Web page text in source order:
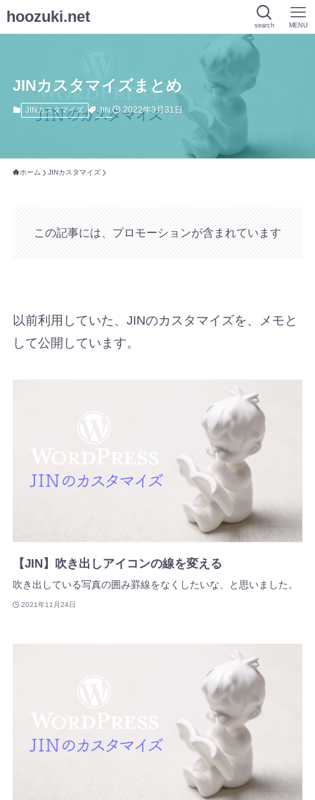
hoozuki.net search MENU
JINカスタマイズまとめ
JINカスタマイズ JIN 2022年3月31日
ホーム JINカスタマイズ
この記事には、プロモーションが含まれています
以前利用していた、JINのカスタマイズを、メモと
して公開しています。
【JIN】吹き出しアイコンの線を変える
吹き出している写真の囲み罫線をなくしたいな、と思いました。
2021年11月24日